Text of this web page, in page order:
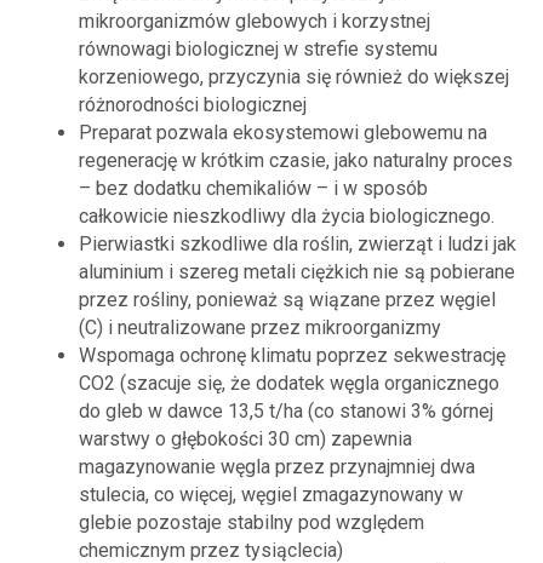
mikroorganizmów glebowych i korzystnej
równowagi biologicznej w strefie systemu
korzeniowego, przyczynia się również do większej
różnorodności biologicznej
Preparat pozwala ekosystemowi glebowemu na
regenerację w krótkim czasie, jako naturalny proces
– bez dodatku chemikaliów – i w sposób
całkowicie nieszkodliwy dla życia biologicznego.
Pierwiastki szkodliwe dla roślin, zwierząt i ludzi jak
aluminium i szereg metali ciężkich nie są pobierane
przez rośliny, ponieważ są wiązane przez węgiel
(C) i neutralizowane przez mikroorganizmy
Wspomaga ochronę klimatu poprzez sekwestrację
CO2 (szacuje się, że dodatek węgla organicznego
do gleb w dawce 13,5 t/ha (co stanowi 3% górnej
warstwy o głębokości 30 cm) zapewnia
magazynowanie węgla przez przynajmniej dwa
stulecia, co więcej, węgiel zmagazynowany w
glebie pozostaje stabilny pod względem
chemicznym przez tysiąclecia)